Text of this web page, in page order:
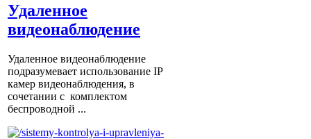
Удаленное
видеонаблюдение
Удаленное видеонаблюдение
подразумевает использование IP
камер видеонаблюдения, в
сочетании с комплектом
беспроводной ...